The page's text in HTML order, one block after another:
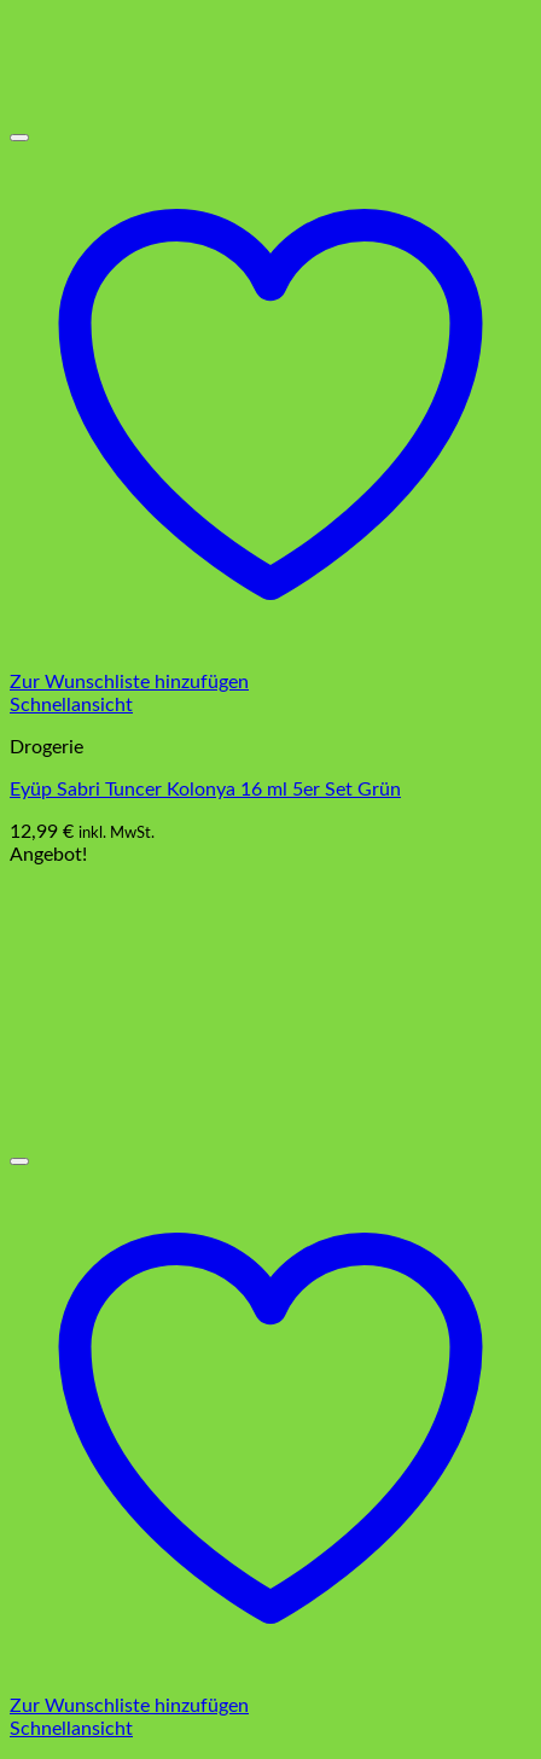
Zur Wunschliste hinzufügen
Schnellansicht
Drogerie
Eyüp Sabri Tuncer Kolonya 16 ml 5er Set Grün
12,99 € inkl. MwSt.
Angebot!
Zur Wunschliste hinzufügen
Schnellansicht